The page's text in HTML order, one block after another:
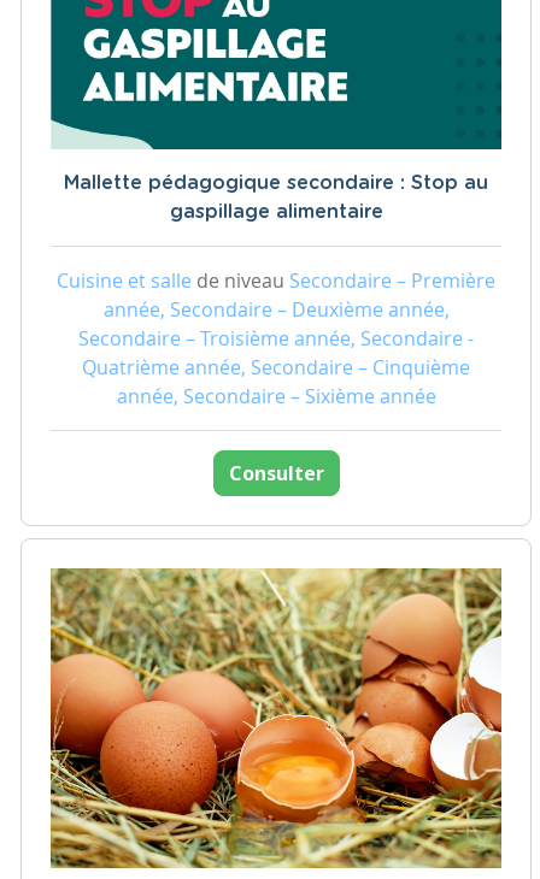
Mallette pédagogique secondaire : Stop au
gaspillage alimentaire
Cuisine et salle de niveau Secondaire – Première
année, Secondaire – Deuxième année,
Secondaire – Troisième année, Secondaire -
Quatrième année, Secondaire – Cinquième
année, Secondaire – Sixième année
Consulter